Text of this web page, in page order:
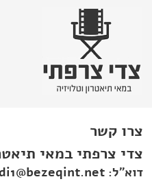
צרו קשר
צדי צרפתי במאי
דוא"ל: